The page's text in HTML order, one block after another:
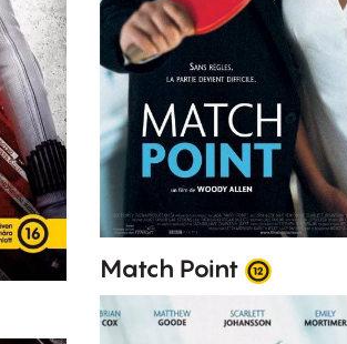
Match Point